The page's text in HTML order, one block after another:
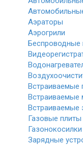
Аэраторы
Аэрогрили
Беспроводные
Встраиваемые
Встраиваемые
Встраиваемые
Газовые плиты
Газонокосилки
Зарядные